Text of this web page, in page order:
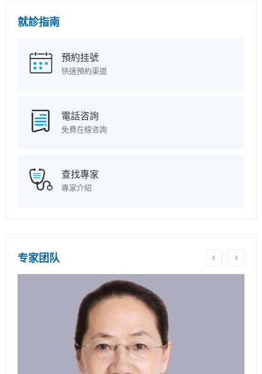
就診指南
預約挂號
快速預約渠道
電話咨詢
免費在線咨詢
查找專家
專家介紹
专家团队